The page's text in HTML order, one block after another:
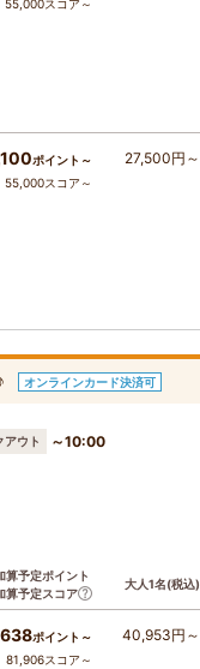
55,000スコア～
ポイント～
55,000スコア～
27,500円～
オンラインカード決済可
アウト
～10:00
算予定ポイント
算予定スコア
大人1名(税込)
ポイント～
81,906スコア～
40,953円～